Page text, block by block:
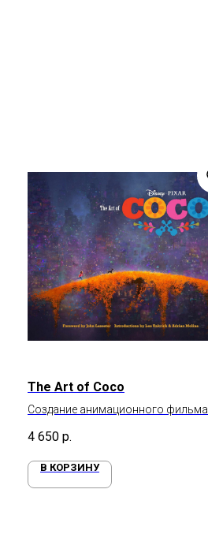
The Art of Coco
Создание анимационного фильма
4 650 р.
В КОРЗИНУ